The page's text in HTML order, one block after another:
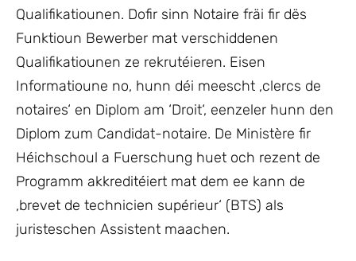
Qualifikatiounen. Dofir sinn Notaire fräi fir dës
Funktioun Bewerber mat verschiddenen
Qualifikatiounen ze rekrutéieren. Eisen
Informatioune no, hunn déi meescht ‚clercs de
notaires‘ en Diplom am ‘Droit‘, eenzeler hunn den
Diplom zum Candidat-notaire. De Ministère fir
Héichschoul a Fuerschung huet och rezent de
Programm akkreditéiert mat dem ee kann de
‚brevet de technicien supérieur‘ (BTS) als
juristeschen Assistent maachen.